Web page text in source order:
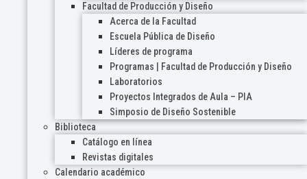
Facultad de Producción y Diseño
Acerca de la Facultad
Escuela Pública de Diseño
Líderes de programa
Programas | Facultad de Producción y Diseño
Laboratorios
Proyectos Integrados de Aula – PIA
Simposio de Diseño Sostenible
Biblioteca
Catálogo en línea
Revistas digitales
Calendario académico